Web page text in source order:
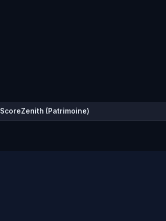
ScoreZenith (Patrimoine)